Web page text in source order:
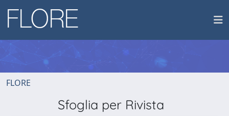
FLORE
Sfoglia per Rivista